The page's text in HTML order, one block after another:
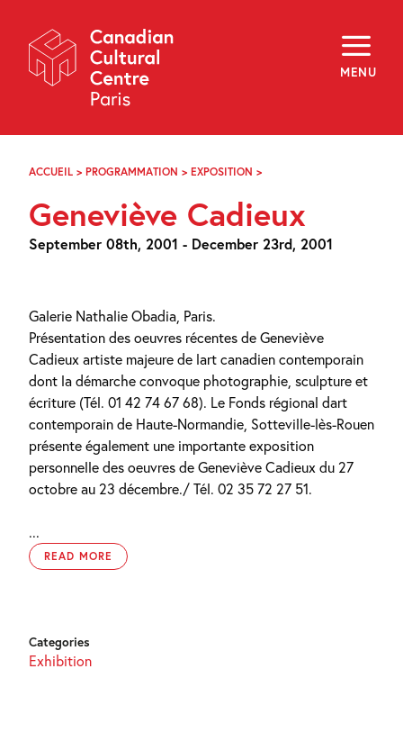
Navigation
MENU
About
Programming
Off-Site
Explore
Archives
f i y
FR EN
ACCUEIL > PROGRAMMATION > EXPOSITION >
Geneviève Cadieux
September 08th, 2001 - December 23rd, 2001
Galerie Nathalie Obadia, Paris.
Présentation des oeuvres récentes de Geneviève
Cadieux artiste majeure de lart canadien contemporain
dont la démarche convoque photographie, sculpture et
écriture (Tél. 01 42 74 67 68). Le Fonds régional dart
contemporain de Haute-Normandie, Sotteville-lès-Rouen
présente également une importante exposition
personnelle des oeuvres de Geneviève Cadieux du 27
octobre au 23 décembre./ Tél. 02 35 72 27 51.
...
READ MORE
Categories
Exhibition